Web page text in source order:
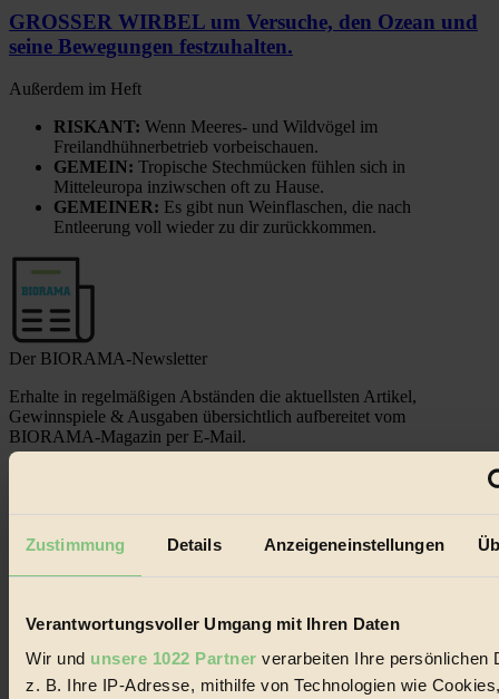
Zustimmung Details Anzeigeneinstellungen
Verantwortungsvoller Umgang mit Ihren Daten
Wir und unsere 1022 Partner verarbeiten Ihre persönlichen
z. B. Ihre IP-Adresse, mithilfe von Technologien wie
GROSSER WIRBEL um Versuche, den Ozean und
seine Bewegungen festzuhalten.
Außerdem im Heft
RISKANT: Wenn Meeres- und Wildvögel im
Freilandhühnerbetrieb vorbeischauen.
GEMEIN: Tropische Stechmücken fühlen sich in
Mitteleuropa inziwschen oft zu Hause.
GEMEINER: Es gibt nun Weinflaschen, die nach
Entleerung voll wieder zu dir zurückkommen.
Der BIORAMA-Newsletter
Erhalte in regelmäßigen Abständen die aktuellsten Artikel,
Gewinnspiele & Ausgaben übersichtlich aufbereitet vom
BIORAMA-Magazin per E-Mail.
© 2026 Biorama GmbH